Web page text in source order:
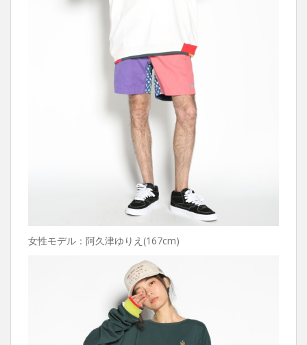
女性モデル：阿久津ゆりえ(167cm)